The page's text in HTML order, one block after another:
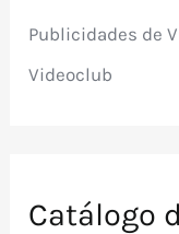
Publicidades de
Videoclub
Catálogo